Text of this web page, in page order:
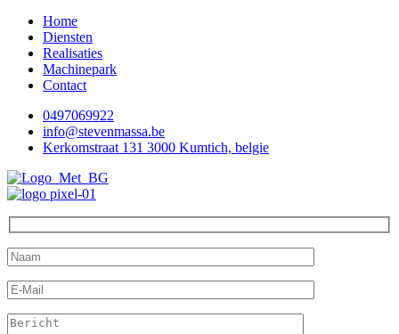
Home
Diensten
Realisaties
Machinepark
Contact
0497069922
info@stevenmassa.be
Kerkomstraat 131 3000 Kumtich, belgie